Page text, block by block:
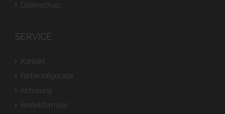
Datenschutz
SERVICE
Kontakt
Farbkonfigurator
Abholung
Bestellformuar